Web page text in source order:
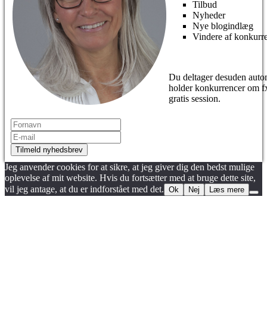
Tilbud
Nyheder
Nye blogindlæg
Vindere af
Du deltager desuden
holder konkurrencer om
gratis session.
Tilmeld nyhedsbrev
Jeg anvender cookies for at sikre, at jeg giver dig den bedst mulige
oplevelse af mit website. Hvis du fortsætter med at bruge dette site,
vil jeg antage, at du er indforstået med det. Ok Nej Læs mere